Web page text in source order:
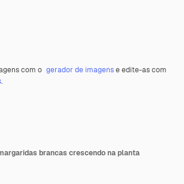
com o gerador de imagense edite-as com
.
brancas crescendo na planta